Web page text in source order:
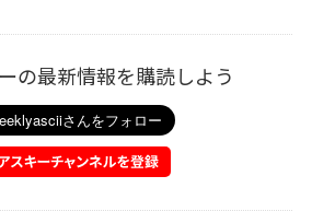
の最新情報を購読しよう